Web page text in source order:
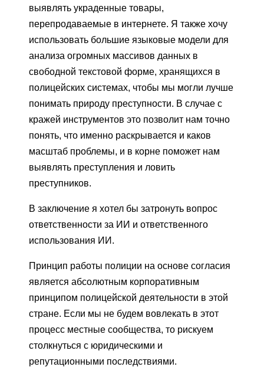
выявлять украденные товары,
перепродаваемые в интернете. Я также хочу
использовать большие языковые модели для
анализа огромных массивов данных в
свободной текстовой форме, хранящихся в
полицейских системах, чтобы мы могли лучше
понимать природу преступности. В случае с
кражей инструментов это позволит нам точно
понять, что именно раскрывается и каков
масштаб проблемы, и в корне поможет нам
выявлять преступления и ловить
преступников.
В заключение я хотел бы затронуть вопрос
ответственности за ИИ и ответственного
использования ИИ.
Принцип работы полиции на основе согласия
является абсолютным корпоративным
принципом полицейской деятельности в этой
стране. Если мы не будем вовлекать в этот
процесс местные сообщества, то рискуем
столкнуться с юридическими и
репутационными последствиями.